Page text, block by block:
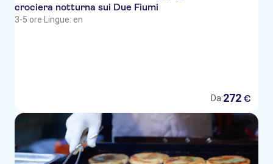
crociera notturna sui Due Fiumi
3-5 ore· Lingue: en
Da:272 €